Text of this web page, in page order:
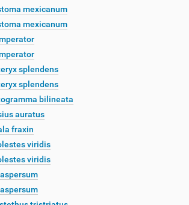
mexicanum
mexicanum
splendens
splendens
bilineata
auratus
fraxin
viridis
viridis